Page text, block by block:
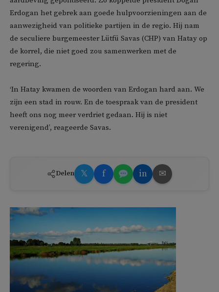
Erdogan het gebrek aan goede hulpvoorzieningen aan de
aanwezigheid van politieke partijen in de regio. Hij nam
de seculiere burgemeester Lütfü Savas (CHP) van Hatay op
de korrel, die niet goed zou samenwerken met de
regering.
‘In Hatay kwamen de woorden van Erdogan hard aan. We
zijn een stad in rouw. En de toespraak van de president
heeft ons nog meer verdriet gedaan. Hij is niet
verenigend’, reageerde Savas.
Delen 𝕏 f in ✉